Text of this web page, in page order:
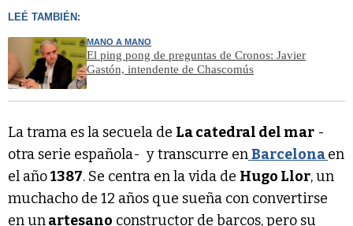
LEÉ TAMBIÉN:
MANO A MANO
El ping pong de preguntas de Cronos: Javier
Gastón, intendente de Chascomús
La trama es la secuela de La catedral del mar -
otra serie española- y transcurre enBarcelonaen
el año1387. Se centra en la vida de Hugo Llor, un
muchacho de 12 años que sueña con convertirse
en unartesano constructor de barcos, pero su